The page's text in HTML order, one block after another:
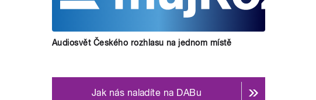
Audiosvět Českého rozhlasu na jednom místě
Jak nás naladíte na DABu